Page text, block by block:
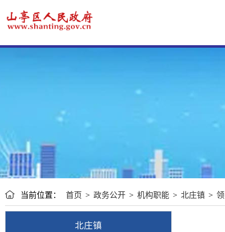
当前位置： 首页 > 政务公开 > 机构职能 > 北庄镇 >
北庄镇